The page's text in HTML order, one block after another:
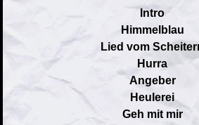
Intro
Himmelblau
Lied vom
Hurra
Angeber
Heulerei
Geh mit mir